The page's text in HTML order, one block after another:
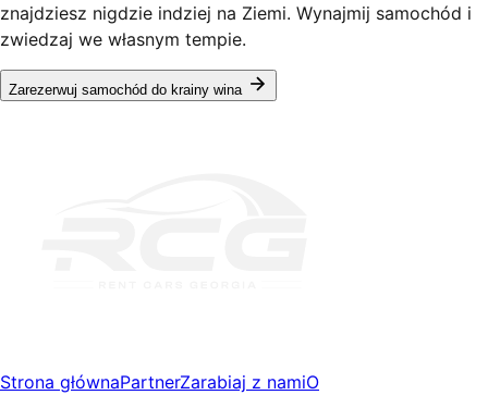
znajdziesz nigdzie indziej na Ziemi. Wynajmij samochód i
zwiedzaj we własnym tempie.
Zarezerwuj samochód do krainy wina
Strona głównaPartnerZarabiaj z namiO